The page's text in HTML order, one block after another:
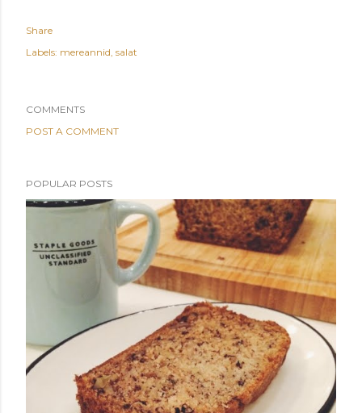
Share
Labels: mereannid salat
COMMENTS
POST A COMMENT
POPULAR POSTS